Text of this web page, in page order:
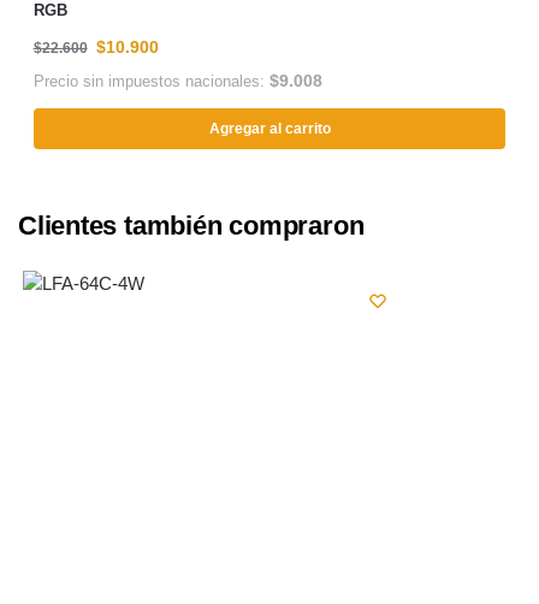
RGB
$22.600 $10.900
Precio sin impuestos nacionales: $9.008
Agregar al carrito
Clientes también compraron